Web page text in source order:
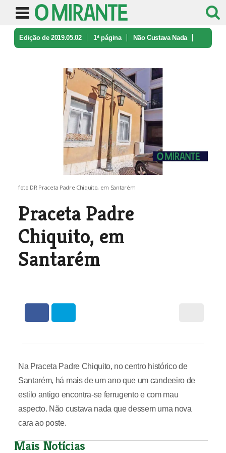
Edição de 2019.05.02 1ª página Não Custava Nada
foto DR Praceta Padre Chiquito, em Santarém
Praceta Padre
Chiquito, em
Santarém
Na Praceta Padre Chiquito, no centro histórico de
Santarém, há mais de um ano que um candeeiro de
estilo antigo encontra-se ferrugento e com mau
aspecto. Não custava nada que dessem uma nova
cara ao poste.
Mais Notícias